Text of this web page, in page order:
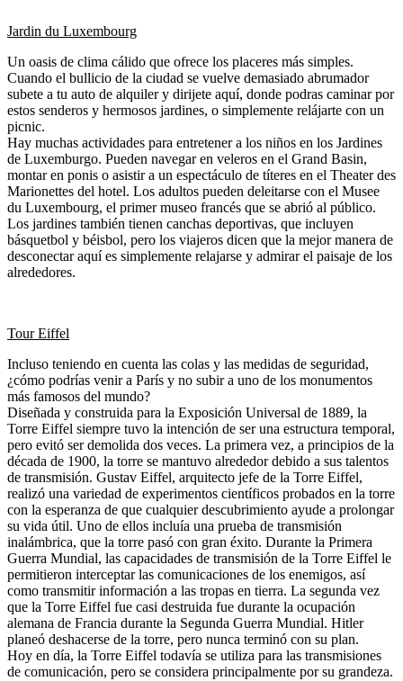
Jardin du Luxembourg
Un oasis de clima cálido que ofrece los placeres más simples.
Cuando el bullicio de la ciudad se vuelve demasiado abrumador
subete a tu auto de alquiler y dirijete aquí, donde podras caminar por
estos senderos y hermosos jardines, o simplemente relájarte con un
picnic.
Hay muchas actividades para entretener a los niños en los Jardines
de Luxemburgo. Pueden navegar en veleros en el Grand Basin,
montar en ponis o asistir a un espectáculo de títeres en el Theater des
Marionettes del hotel. Los adultos pueden deleitarse con el Musee
du Luxembourg, el primer museo francés que se abrió al público.
Los jardines también tienen canchas deportivas, que incluyen
básquetbol y béisbol, pero los viajeros dicen que la mejor manera de
desconectar aquí es simplemente relajarse y admirar el paisaje de los
alrededores.
Tour Eiffel
Incluso teniendo en cuenta las colas y las medidas de seguridad,
¿cómo podrías venir a París y no subir a uno de los monumentos
más famosos del mundo?
Diseñada y construida para la Exposición Universal de 1889, la
Torre Eiffel siempre tuvo la intención de ser una estructura temporal,
pero evitó ser demolida dos veces. La primera vez, a principios de la
década de 1900, la torre se mantuvo alrededor debido a sus talentos
de transmisión. Gustav Eiffel, arquitecto jefe de la Torre Eiffel,
realizó una variedad de experimentos científicos probados en la torre
con la esperanza de que cualquier descubrimiento ayude a prolongar
su vida útil. Uno de ellos incluía una prueba de transmisión
inalámbrica, que la torre pasó con gran éxito. Durante la Primera
Guerra Mundial, las capacidades de transmisión de la Torre Eiffel le
permitieron interceptar las comunicaciones de los enemigos, así
como transmitir información a las tropas en tierra. La segunda vez
que la Torre Eiffel fue casi destruida fue durante la ocupación
alemana de Francia durante la Segunda Guerra Mundial. Hitler
planeó deshacerse de la torre, pero nunca terminó con su plan.
Hoy en día, la Torre Eiffel todavía se utiliza para las transmisiones
de comunicación, pero se considera principalmente por su grandeza.